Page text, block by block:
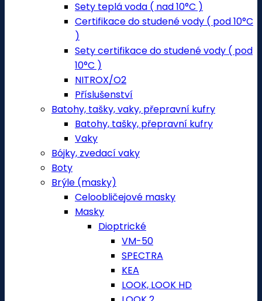
Sety teplá voda ( nad 10°C )
Certifikace do studené vody ( pod 10°C
)
Sety certifikace do studené vody ( pod
10°C )
NITROX/O2
Příslušenství
Batohy, tašky, vaky, přepravní kufry
Batohy, tašky, přepravní kufry
Vaky
Bójky, zvedací vaky
Boty
Brýle (masky)
Celoobličejové masky
Masky
Dioptrické
VM-50
SPECTRA
KEA
LOOK, LOOK HD